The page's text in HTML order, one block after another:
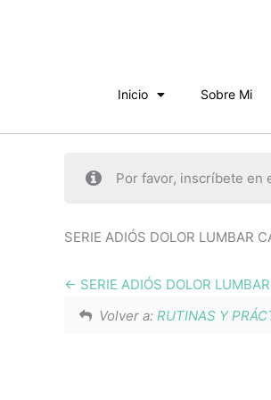
Inicio Sobre Mi
Por favor, inscríbete en
SERIE ADIÓS DOLOR
SERIE ADIÓS DOLOR
Volver a: RUTINAS Y